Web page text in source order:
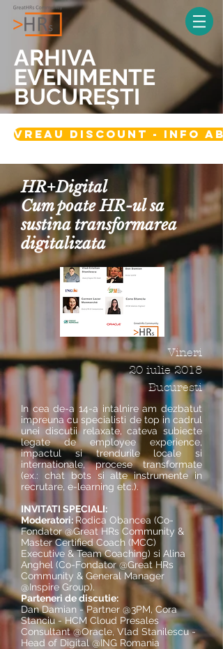
ARHIVA
EVENIMENTE
BUCUREȘTI
vreau discount - info
​HR+Digital
Cum poate HR-ul sa
sustina transformarea
digitalizata
Vineri
20 iulie 2018
Bucuresti
In cea de-a 14-a intalnire am dezbatut
impreuna cu specialisti de top in cadrul
unei discutii relaxate, cateva subiecte
legate de employee experience,
impactul si trendurile locale si
internationale, procese transformate
(ex.: chat bots si alte instrumente in
recrutare, e-learning etc.).
INVITATI SPECIALI:
Moderatori:Rodica Obancea (Co-
Fondator @Great HRs Community &
Master Certified Coach (MCC)
Executive & Team Coaching) si Alina
Anghel (Co-Fondator @Great HRs
Community & General Manager
@Inspire Group).
Parteneri de discutie:
Dan Damian - Partner @3PM, Cora
Stanciu - HCM Cloud Presales
Consultant @Oracle, Vlad Stanilescu -
Head of Digital @ING​ Romania